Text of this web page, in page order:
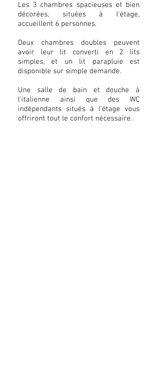
Les 3 chambres spacieuses et bien
décorées, situées à l'étage,
accueillent 6 personnes.
Deux chambres doubles peuvent
avoir leur lit converti en 2 lits
simples, et un lit parapluie est
disponible sur simple demande.
Une salle de bain et douche à
l'italienne ainsi que des WC
indépendants situés à l'étage vous
offriront tout le confort nécessaire.